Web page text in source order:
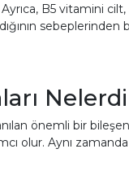
Ayrıca, B5 vitamini
sebeplerinden
önemli bir
Aynı zamanda